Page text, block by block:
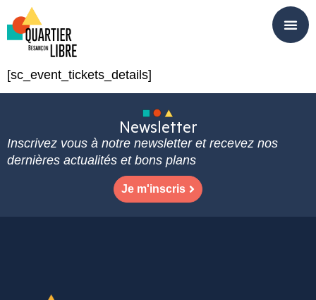
[sc_event_tickets_details]
Newsletter
Inscrivez vous à notre newsletter et recevez nos
dernières actualités et bons plans
Je m'inscris
Panneau de gestion des cookies